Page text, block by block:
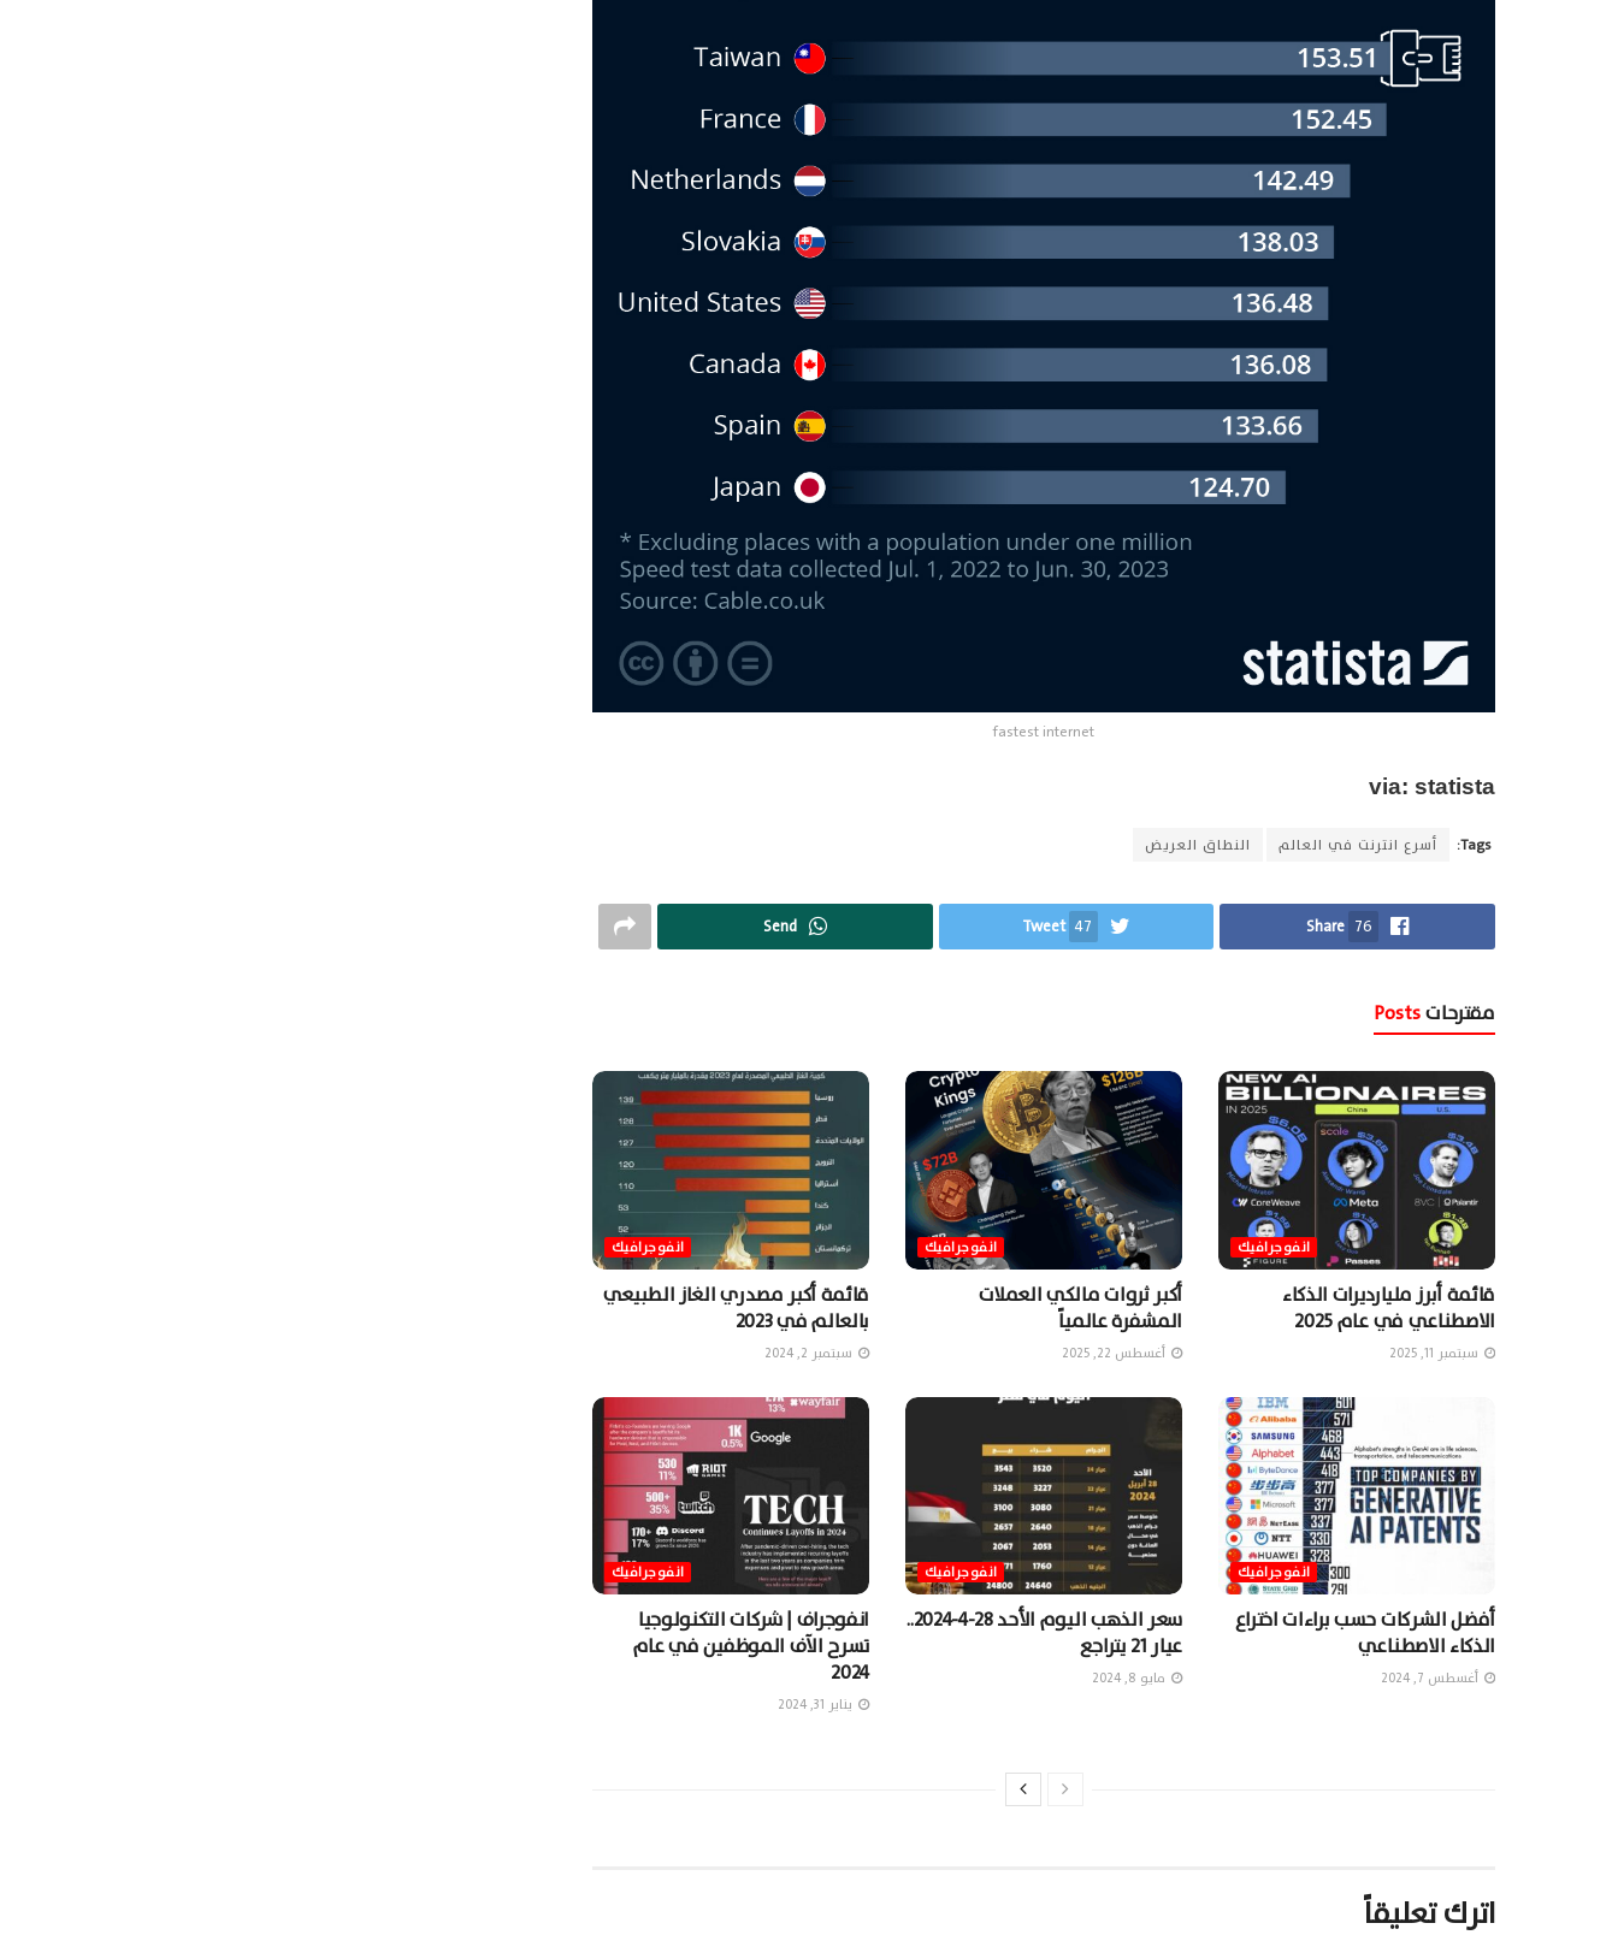
fastest internet
via: statista
Tags: أسرع انترنت في العالم النطاق العريض
Share 76
Tweet 47
Send
مقترحات
انفوجرافيك
قائمة أبرز مليارديرات الذكاء
الاصطناعي في عام ٢٠٢٥
سبتمبر 11, 2025
انفوجرافيك
أكبر ثروات مالكي العملات
المشفرة عالمياً
أغسطس 22, 2025
انفوجرافيك
قائمة أكبر مصدري الغاز الطبيعي
بالعالم في 2023
سبتمبر 2, 2024
انفوجرافيك
أفضل الشركات حسب براءات اختراع
الذكاء الاصطناعي
أغسطس 7, 2024
انفوجرافيك
سعر الذهب اليوم الأحد 28-4-2024..
عيار 21 يتراجع
مايو 8, 2024
انفوجرافيك
انفوجراف | شركات التكنولوجيا
تسرح الآف الموظفين في عام
2024
يناير 31, 2024
اترك تعليقاً